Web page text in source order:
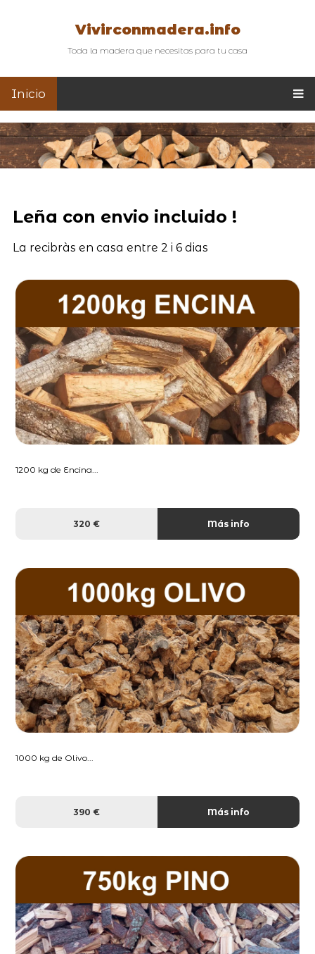
Vivirconmadera.info
Toda la madera que necesitas para tu casa
Inicio
Leña con envio incluido !
La recibràs en casa entre 2 i 6 dias
1200 kg de Encina...
320 € Más info
1000 kg de Olivo...
390 € Más info